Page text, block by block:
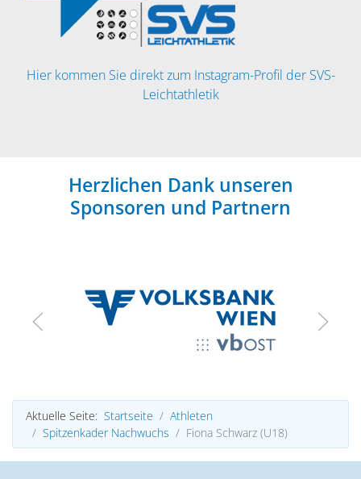
Hier kommen Sie direkt zum Instagram-Profil der SVS-
Leichtathletik
Herzlichen Dank unseren
Sponsoren und Partnern
Aktuelle Seite: Startseite
Athleten
Spitzenkader Nachwuchs
Fiona Schwarz (U18)